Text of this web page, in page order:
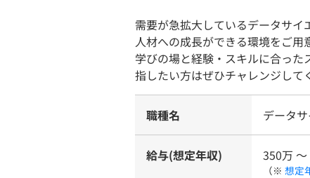
需要が急拡大しているデータサ
人材への成長ができる環境をご用
学びの場と経験・スキルに合っ
指したい方はぜひチャレンジして
職種名 データ
給与(想定年収) 350万
（※ 想定